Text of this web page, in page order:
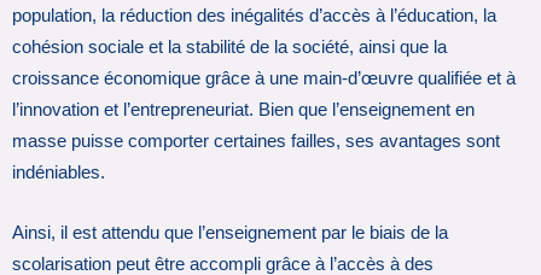
population, la réduction des inégalités d’accès à l’éducation, la
cohésion sociale et la stabilité de la société, ainsi que la
croissance économique grâce à une main-d’œuvre qualifiée et à
l’innovation et l’entrepreneuriat. Bien que l’enseignement en
masse puisse comporter certaines failles, ses avantages sont
indéniables.
Ainsi, il est attendu que l’enseignement par le biais de la
scolarisation peut être accompli grâce à l’accès à des